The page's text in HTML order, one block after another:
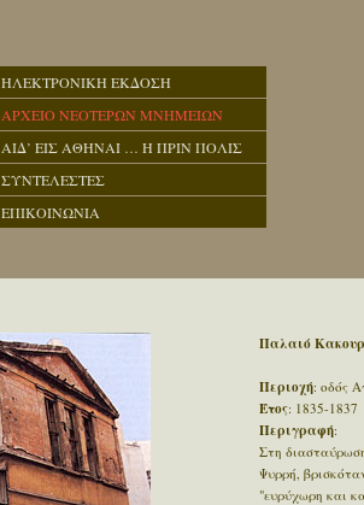
ΗΛΕΚΤΡΟΝΙΚΗ ΕΚΔΟΣΗ
ΑΡΧΕΙΟ ΝΕΟΤΕΡΩΝ ΜΝΗΜΕΙΩΝ
ΑΙΔ’ ΕΙΣ ΑΘΗΝΑΙ … Η ΠΡΙΝ ΠΟΛΙΣ
ΣΥΝΤΕΛΕΣΤΕΣ
ΕΠΙΚΟΙΝΩΝΙΑ
Παλαιό
Περιοχή: οδός
Έτος: 1835-1837
Περιγραφή:
Στη
Ψυρρή,
"ευρύχωρη και